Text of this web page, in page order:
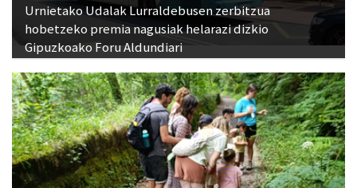
Urnietako Udalak Lurraldebusen zerbitzua
hobetzeko premia nagusiak helarazi dizkio
Gipuzkoako Foru Aldundiari